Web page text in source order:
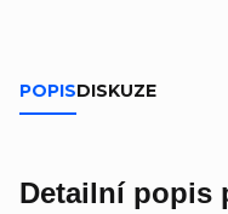
POPISDISKUZE
Detailní popis